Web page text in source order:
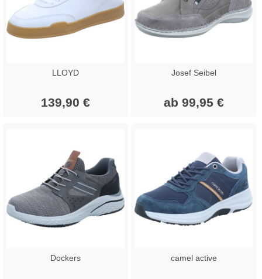
LLOYD
139,90 €
Josef Seibel
ab 99,95 €
Dockers camel active